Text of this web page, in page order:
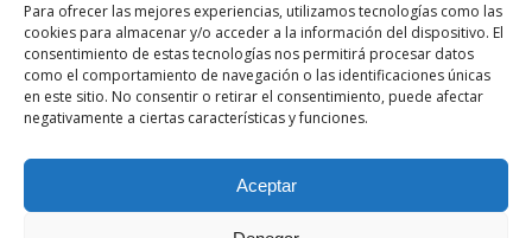
Para ofrecer las mejores experiencias, utilizamos tecnologías como las
cookies para almacenar y/o acceder a la información del dispositivo. El
consentimiento de estas tecnologías nos permitirá procesar datos
como el comportamiento de navegación o las identificaciones únicas
en este sitio. No consentir o retirar el consentimiento, puede afectar
negativamente a ciertas características y funciones.
Aceptar
Política de cookies
Aviso legal
Canal ético
SÍGUENOS EN